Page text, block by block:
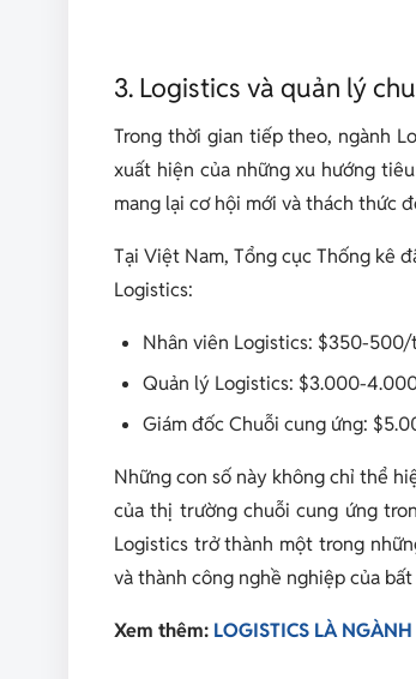
3. Logistics và quản lý
Trong thời gian tiếp theo, ngành
xuất hiện của những xu hướng
mang lại cơ hội mới và thách thức
Tại Việt Nam, Tổng cục Thống kê
Logistics:
Nhân viên Logistics: $350-
Quản lý Logistics: $3.000-
Giám đốc Chuỗi cung ứng:
Những con số này không chỉ thể
của thị trường chuỗi cung ứng
Logistics trở thành một trong
và thành công nghề nghiệp của
Xem thêm: LOGISTICS LÀ